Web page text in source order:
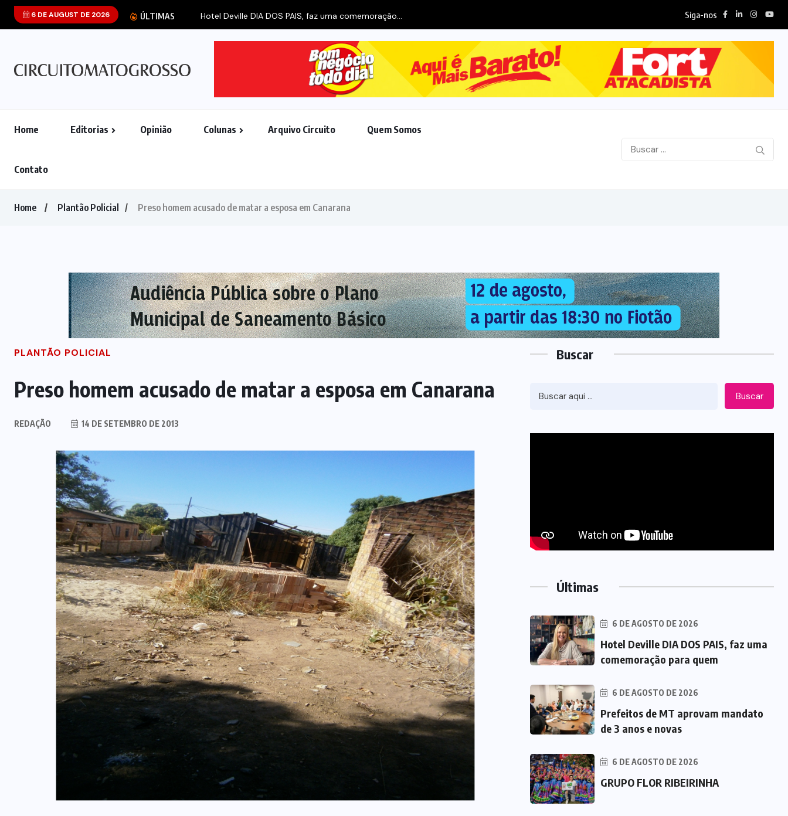
6 DE AUGUST DE 2026 ÚLTIMAS Hotel Deville DIA DOS PAIS, faz uma comemoração... Siga-nos
Home Editorias Opinião Colunas Arquivo Circuito Quem Somos
Contato
Home Plantão Policial Preso homem acusado de matar a esposa em Canarana
PLANTÃO POLICIAL
Preso homem acusado de matar a esposa em Canarana
REDAÇÃO 14 DE SETEMBRO DE 2013
Buscar
Buscar
Últimas
6 DE AGOSTO DE 2026
Hotel Deville DIA DOS PAIS, faz uma
comemoração para quem
6 DE AGOSTO DE 2026
Prefeitos de MT aprovam mandato
de 3 anos e novas
6 DE AGOSTO DE 2026
GRUPO FLOR RIBEIRINHA